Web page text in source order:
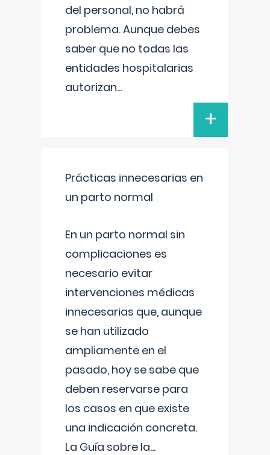
del personal, no habrá
problema. Aunque debes
saber que no todas las
entidades hospitalarias
autorizan...
+
Prácticas innecesarias en
un parto normal
En un parto normal sin
complicaciones es
necesario evitar
intervenciones médicas
innecesarias que, aunque
se han utilizado
ampliamente en el
pasado, hoy se sabe que
deben reservarse para
los casos en que existe
una indicación concreta.
La Guía sobre la...